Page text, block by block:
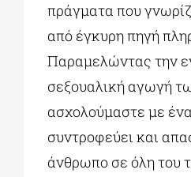
πράγματα που
από έγκυρη πηγή
Παραμελώντας την
σεξουαλική αγωγή
ασχολούμαστε με
συντροφεύει και
άνθρωπο σε όλη του